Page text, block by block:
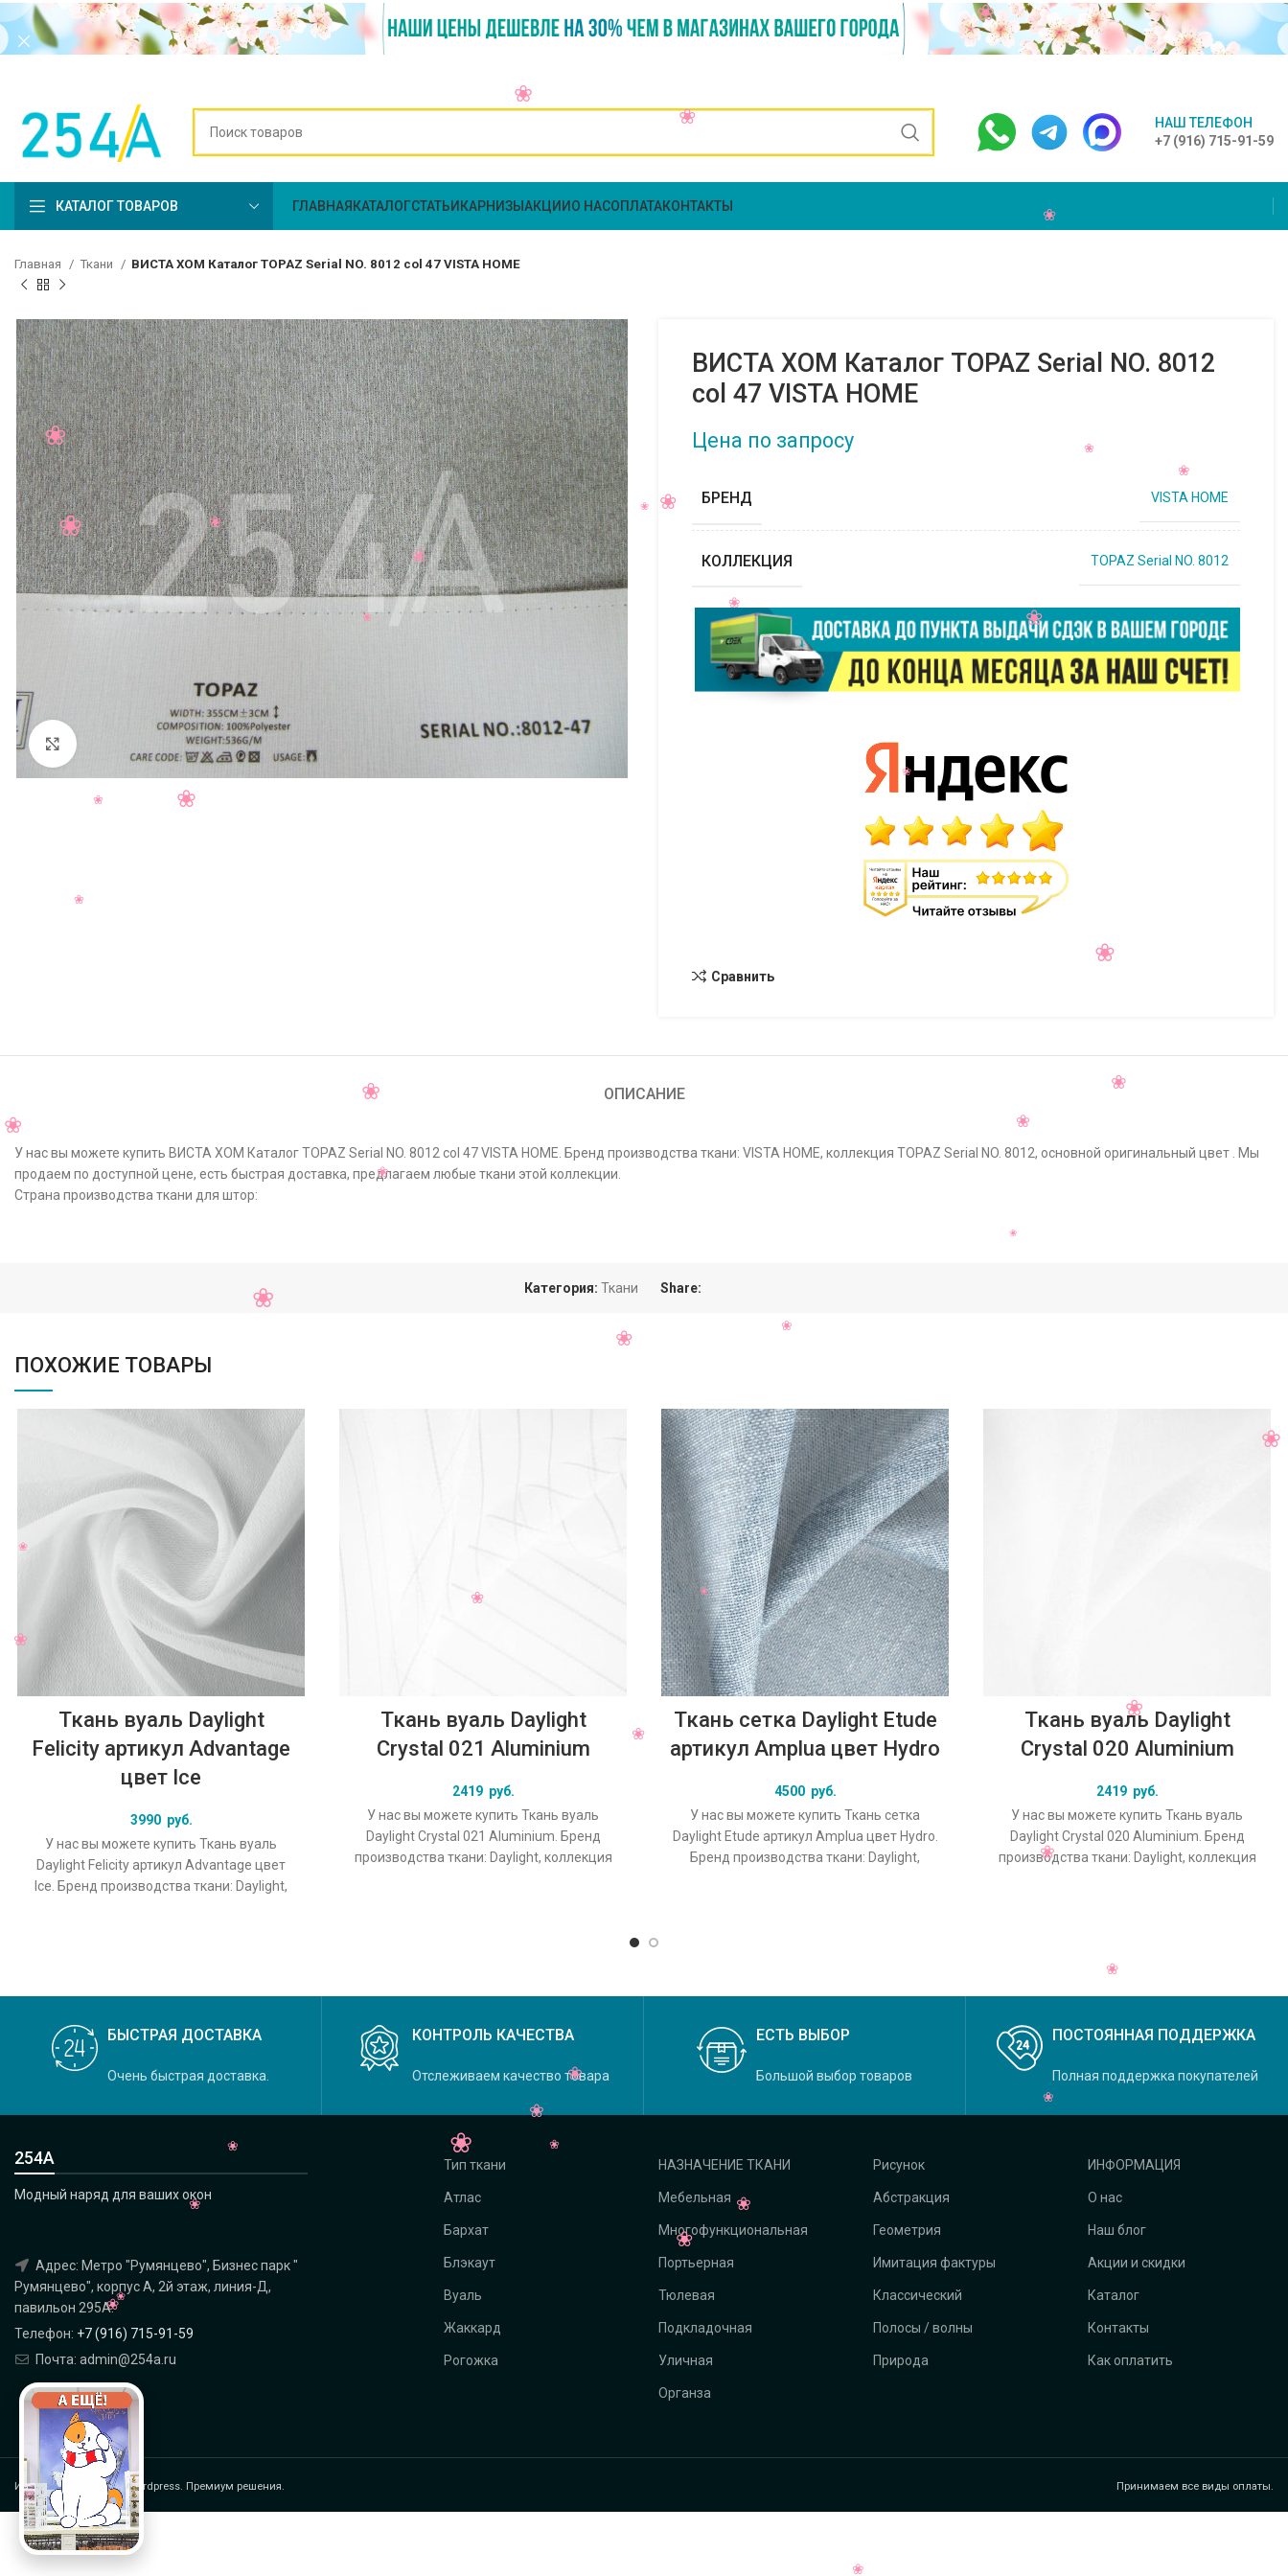
НАШ ТЕЛЕФОН
+7 (916) 715-91-59
КАТАЛОГ ТОВАРОВ ГЛАВНАЯ КАТАЛОГСТАТЬИ КАРНИЗЫ АКЦИИ О НАСОПЛАТАКОНТАКТЫ
Главная Ткани ВИСТА ХОМ Каталог TOPAZ Serial NO. 8012 col 47 VISTA HOME
Нажмите, чтобы увеличить
ВИСТА ХОМ Каталог TOPAZ Serial NO. 8012
col 47 VISTA HOME
Цена по запросу
БРЕНД VISTA HOME
КОЛЛЕКЦИЯ TOPAZ Serial NO. 8012
Сравнить
ОПИСАНИЕ
У нас вы можете купить ВИСТА ХОМ Каталог TOPAZ Serial NO. 8012 col 47 VISTA HOME. Бренд производства ткани: VISTA HOME, коллекция TOPAZ Serial NO. 8012, основной оригинальный цвет . Мы
продаем по доступной цене, есть быстрая доставка, предлагаем любые ткани этой коллекции.
Страна производства ткани для штор:
Категория: Ткани Share:
ПОХОЖИЕ ТОВАРЫ
Ткань вуаль Daylight
Felicity артикул Advantage
цвет Ice
3990 руб.
У нас вы можете купить Ткань вуаль
Daylight Felicity артикул Advantage цвет
Ice. Бренд производства ткани: Daylight,
Ткань вуаль Daylight
Crystal 021 Aluminium
2419 руб.
У нас вы можете купить Ткань вуаль
Daylight Crystal 021 Aluminium. Бренд
производства ткани: Daylight, коллекция
Ткань сетка Daylight Etude
артикул Amplua цвет Hydro
4500 руб.
У нас вы можете купить Ткань сетка
Daylight Etude артикул Amplua цвет Hydro.
Бренд производства ткани: Daylight,
Ткань вуаль Daylight
Crystal 020 Aluminium
2419 руб.
У нас вы можете купить Ткань вуаль
Daylight Crystal 020 Aluminium. Бренд
производства ткани: Daylight, коллекция
БЫСТРАЯ ДОСТАВКА
Очень быстрая доставка.
КОНТРОЛЬ КАЧЕСТВА
Отслеживаем качество товара
ЕСТЬ ВЫБОР
Большой выбор товаров
ПОСТОЯННАЯ ПОДДЕРЖКА
Полная поддержка покупателей
254А
Модный наряд для ваших окон
Адрес: Метро "Румянцево", Бизнес парк "
Румянцево", корпус А, 2й этаж, линия-Д,
павильон 295A.
Телефон: +7 (916) 715-91-59
Почта: admin@254a.ru
Тип ткани
Атлас
Бархат
Блэкаут
Вуаль
Жаккард
Рогожка
НАЗНАЧЕНИЕ ТКАНИ
Мебельная
Многофункциональная
Портьерная
Тюлевая
Подкладочная
Уличная
Органза
Рисунок
Абстракция
Геометрия
Имитация фактуры
Классический
Полосы / волны
Природа
ИНФОРМАЦИЯ
О нас
Наш блог
Акции и скидки
Каталог
Контакты
Как оплатить
Интернет магазин на Wordpress. Премиум решения. Принимаем все виды оплаты.